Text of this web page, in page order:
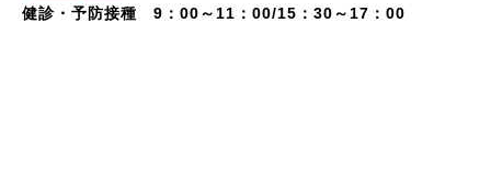
健診・予防接種 9：00～11：00/15：30～17：00